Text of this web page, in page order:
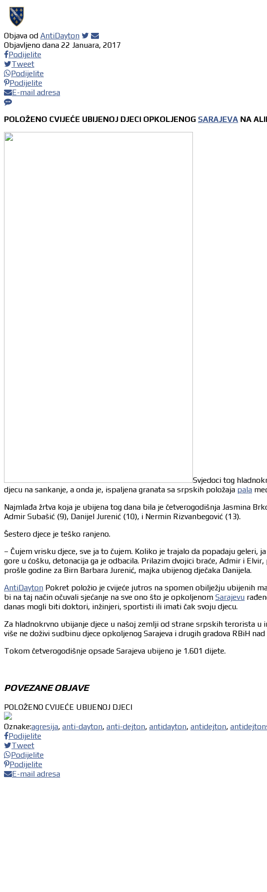
Objava od AntiDayton
Objavljeno dana 22 Januara, 2017
Podijelite
Tweet
Podijelite
Podijelite
E-mail adresa
POLOŽENO CVIJEĆE UBIJENOJ DJECI OPKOLJENOG SARAJEVA NA
Svjedoci tog
djecu na sankanje, a onda je, ispaljena granata sa srpskih položaja pala
Najmlađa žrtva koja je ubijena tog dana bila je četverogodišnja Jasmina
Admir Subašić (9), Danijel Jurenić (10), i Nermin Rizvanbegović (13).
Šestero djece je teško ranjeno.
– Čujem vrisku djece, sve ja to čujem. Koliko je trajalo da popadaju
gore u ćošku, detonacija ga je odbacila. Prilazim dvojici braće, Admir i
prošle godine za Birn Barbara Jurenić, majka ubijenog dječaka Danijela.
AntiDayton Pokret položio je cvijeće jutros na spomen obilježju ubijenih
bi na taj način očuvali sjećanje na sve ono što je opkoljenom Sarajevu
danas mogli biti doktori, inžinjeri, sportisti ili imati čak svoju djecu.
Za hladnokrvno ubijanje djece u našoj zemlji od strane srpskih terorista u
više ne doživi sudbinu djece opkoljenog Sarajeva i drugih gradova RBiH
Tokom četverogodišnje opsade Sarajeva ubijeno je 1.601 dijete.
POVEZANE OBJAVE
POLOŽENO CVIJEĆE UBIJENOJ DJECI
Oznake:agresija, anti-dayton, anti-dejton, antidayton, antidejton,
Podijelite
Tweet
Podijelite
Podijelite
E-mail adresa